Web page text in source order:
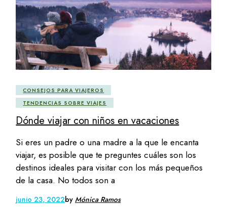
CONSEJOS PARA VIAJEROS
TENDENCIAS SOBRE VIAJES
Dónde viajar con niños en vacaciones
Si eres un padre o una madre a la que le encanta
viajar, es posible que te preguntes cuáles son los
destinos ideales para visitar con los más pequeños
de la casa. No todos son a
junio 23, 2022byMónica Ramos